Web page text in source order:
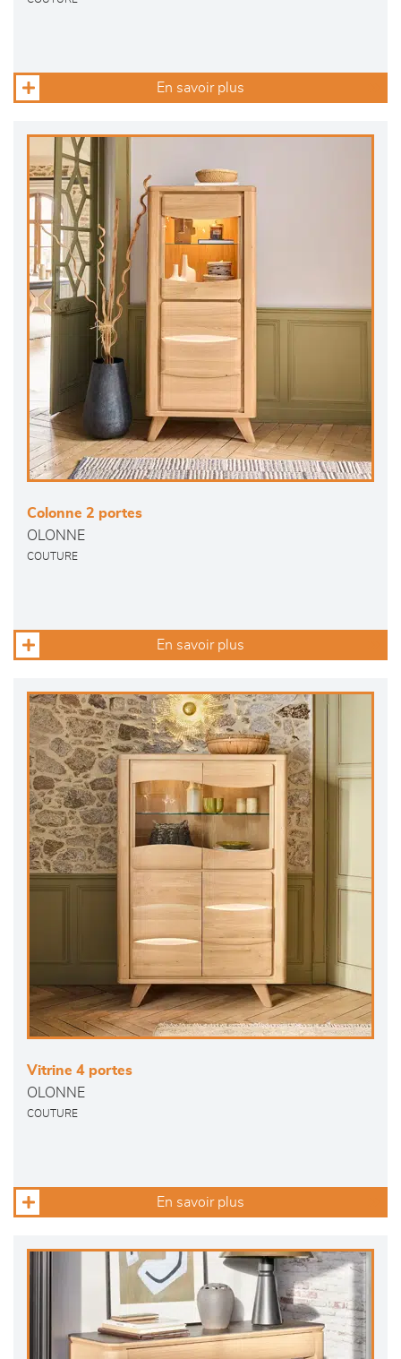
En savoir plus
Colonne 2 portes
OLONNE
COUTURE
En savoir plus
Vitrine 4 portes
OLONNE
COUTURE
En savoir plus